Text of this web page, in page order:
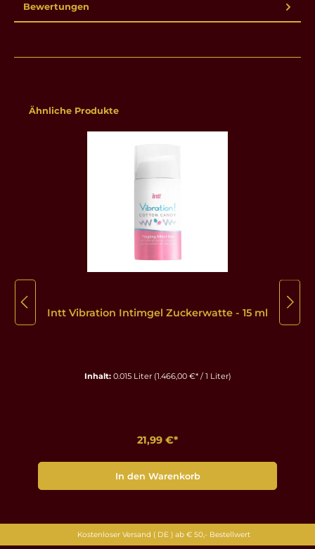
Bewertungen
Produktgalerie überspringen
Ähnliche Produkte
Intt Vibration Intimgel Zuckerwatte - 15 ml
Inhalt: 0.015 Liter (1.466,00 €* / 1 Liter)
21,99 €*
In den Warenkorb
Kostenloser Versand ( DE ) ab € 50,- Bestellwert